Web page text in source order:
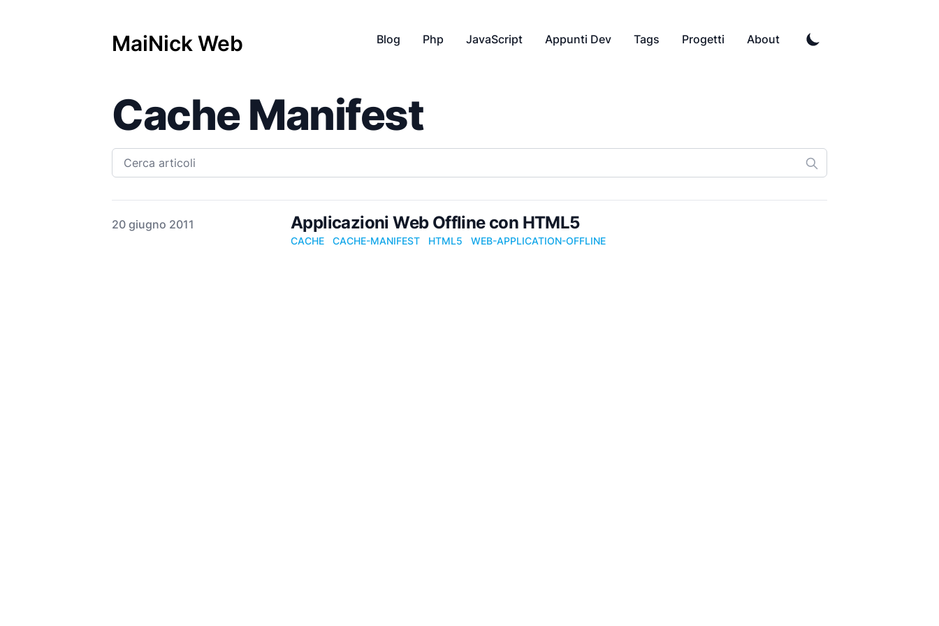
MaiNick Web Blog Php JavaScript Appunti Dev Tags Progetti About
Cache Manifest
Pubblicato il
20 giugno 2011 Applicazioni Web Offline con HTML5
CACHE CACHE-MANIFEST HTML5 WEB-APPLICATION-OFFLINE